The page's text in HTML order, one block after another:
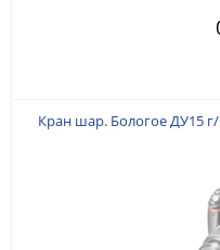
Кран шар. Бологое ДУ15